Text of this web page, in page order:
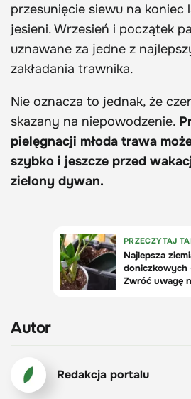
przesunięcie siewu na koniec
jesieni. Wrzesień i początek
uznawane za jedne z
zakładania trawnika.
Nie oznacza to jednak, że
skazany na niepowodzenie.
pielęgnacji młoda trawa
szybko i jeszcze przed
zielony dywan.
Autor
Redakcja portalu